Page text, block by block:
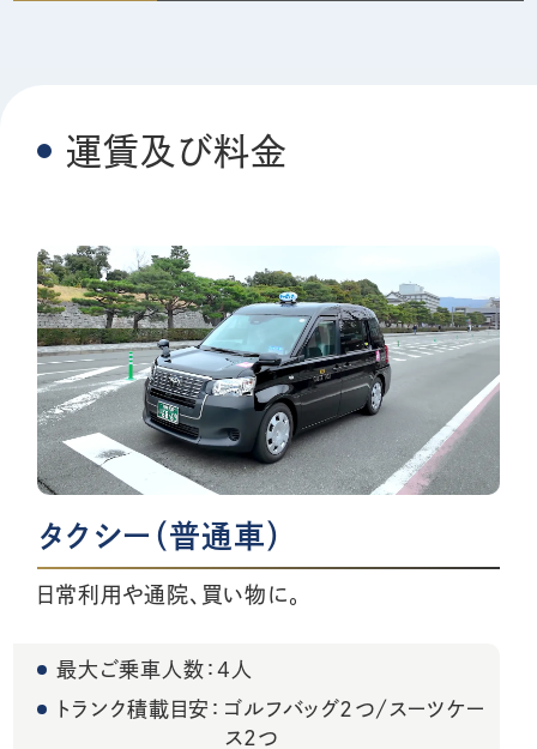
運賃及び料金
タクシー（普通車）
日常利用や通院、買い物に。
最大ご乗車人数：4人
トランク積載目安： ゴルフバッグ２つ/スーツケー
ス2つ